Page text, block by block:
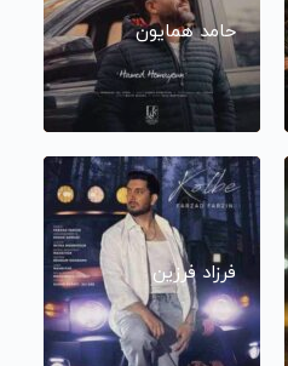
حامد همایون
فرزاد فرزین